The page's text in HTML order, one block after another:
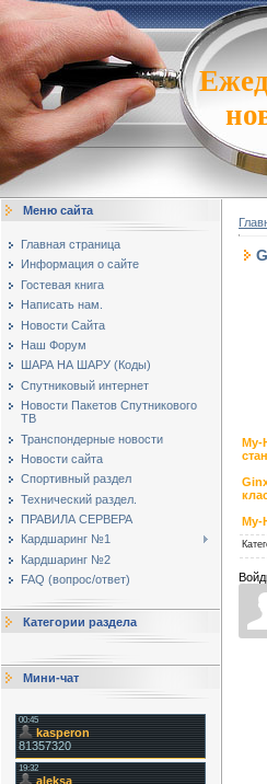
Меню сайта
Главная страница
Информация о сайте
Гостевая книга
Написать нам.
Новости Сайта
Наш Форум
ШАРА НА ШАРУ (Коды)
Спутниковый интернет
Новости Пакетов Спутникового
ТВ
Транспондерные новости
Новости сайта
Спортивный раздел
Технический раздел.
ПРАВИЛА СЕРВЕРА
Кардшаринг №1
Кардшаринг №2
FAQ (вопрос/ответ)
Категории раздела
Мини-чат
My-
My-